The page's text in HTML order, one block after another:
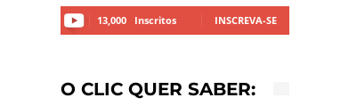
13,000 Inscritos INSCREVA-SE
O CLIC QUER SABER: